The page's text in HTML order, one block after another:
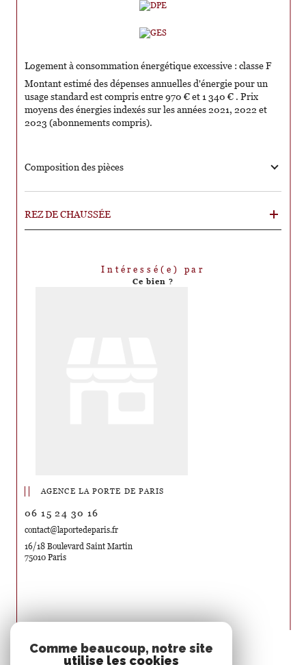
Logement à consommation énergétique excessive : classe F
Montant estimé des dépenses annuelles d'énergie pour un
usage standard est compris entre 970 € et 1 340 € . Prix
moyens des énergies indexés sur les années 2021, 2022 et
2023 (abonnements compris).
Composition des pièces
REZ DE CHAUSSÉE
Intéressé(e) par
Ce bien ?
AGENCE LA PORTE DE PARIS
06 15 24 30 16
contact@laportedeparis.fr
16/18 Boulevard Saint Martin
75010 Paris
Nous suivre sur
Comme beaucoup, notre site
utilise les cookies